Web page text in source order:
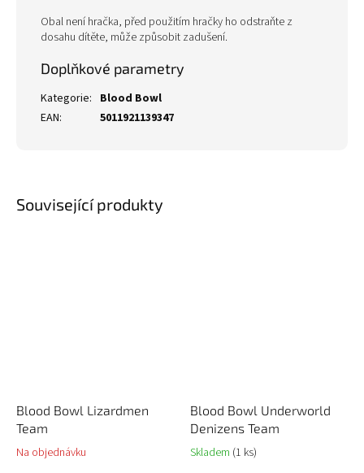
Související produkty
Blood Bowl Lizardmen
Team
Na objednávku
Blood Bowl Underworld
Denizens Team
Skladem (1 ks)
Obal není hračka, před použitím hračky ho odstraňte z
dosahu dítěte, může způsobit zadušení.
Doplňkové parametry
Kategorie: Blood Bowl
EAN: 5011921139347